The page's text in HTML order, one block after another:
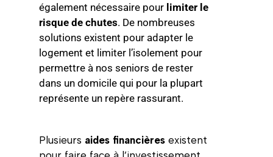
également nécessaire pour limiter le
risque de chutes. De nombreuses
solutions existent pour adapter le
logement et limiter l’isolement pour
permettre à nos seniors de rester
dans un domicile qui pour la plupart
représente un repère rassurant.
Plusieurs aides financièresexistent